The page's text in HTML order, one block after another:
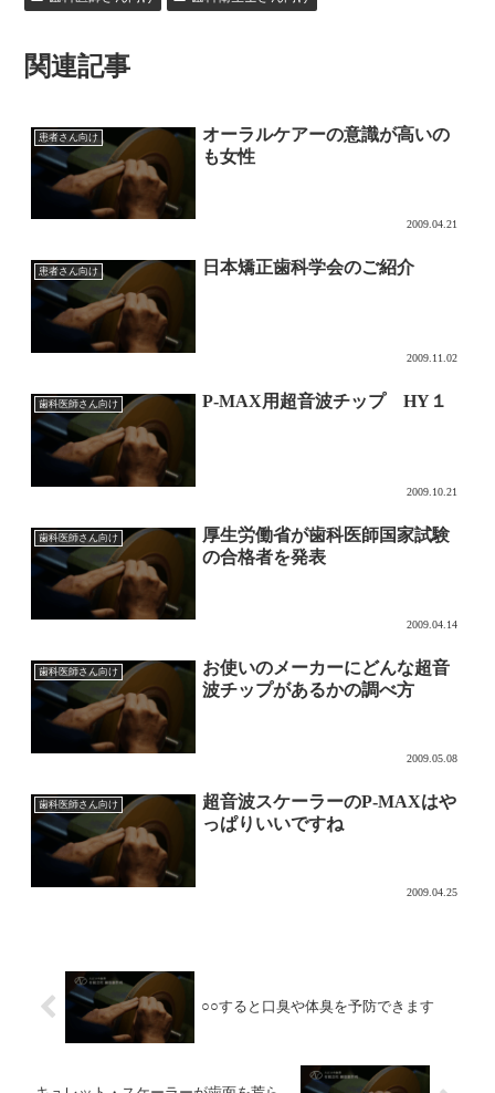
関連記事
患者さん向け
オーラルケアーの意識が高いの
も女性
2009.04.21
患者さん向け 日本矯正歯科学会のご紹介
2009.11.02
歯科医師さん向け P-MAX用超音波チップ HY１
2009.10.21
歯科医師さん向け
厚生労働省が歯科医師国家試験
の合格者を発表
2009.04.14
歯科医師さん向け
お使いのメーカーにどんな超音
波チップがあるかの調べ方
2009.05.08
歯科医師さん向け
超音波スケーラーのP-MAXはや
っぱりいいですね
2009.04.25
○○すると口臭や体臭を予防できます